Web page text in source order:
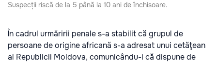
Suspecții riscă de la 5 până la 10 ani de închisoare.
În cadrul urmăririi penale s-a stabilit că grupul de
persoane de origine africană s-a adresat unui cetăţean
al Republicii Moldova, comunicându-i că dispune de